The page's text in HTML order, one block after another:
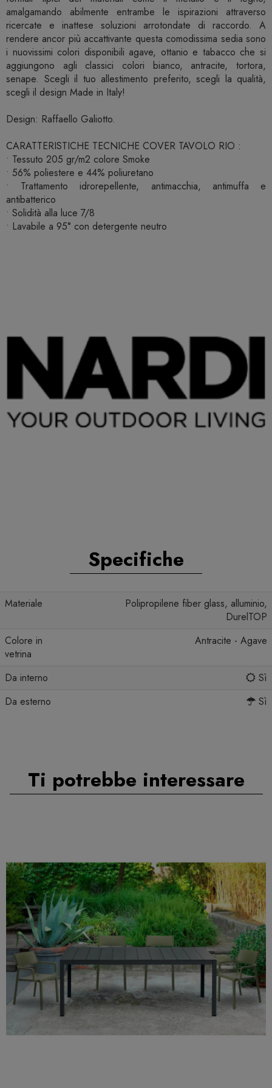
amalgamando abilmente entrambe le ispirazioni attraverso
ricercate e inattese soluzioni arrotondate di raccordo. A
rendere ancor più accattivante questa comodissima sedia sono
i nuovissimi colori disponibili agave, ottanio e tabacco che si
aggiungono agli classici colori bianco, antracite, tortora,
senape. Scegli il tuo allestimento preferito, scegli la qualità,
scegli il design Made in Italy!
Design: Raffaello Galiotto.
CARATTERISTICHE TECNICHE COVER TAVOLO RIO :
• Tessuto 205 gr/m2 colore Smoke
• 56% poliestere e 44% poliuretano
• Trattamento idrorepellente, antimacchia, antimuffa e
antibatterico
• Solidità alla luce 7/8
• Lavabile a 95° con detergente neutro
Specifiche
Materiale
Polipropilene fiber glass, alluminio,
DurelTOP
Colore in
vetrina
Antracite - Agave
Da interno
Sì
Da esterno
Sì
Ti potrebbe interessare